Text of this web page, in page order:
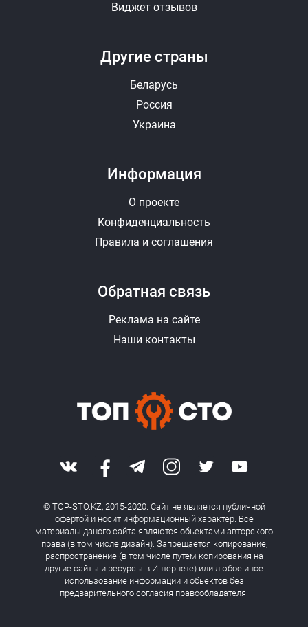
Другие страны
Беларусь
Россия
Украина
Виджет отзывов
Информация
О проекте
Конфиденциальность
Правила и соглашения
Обратная связь
Реклама на сайте
Наши контакты
© TOP-STO.KZ, 2015-2020. Сайт не является публичной
офертой и носит информационный характер. Все
материалы даного сайта являются обьектами авторского
права (в том числе дизайн). Запрещается копирование,
распространение (в том числе путем копирования на
другие сайты и ресурсы в Интернете) или любое иное
использование информации и обьектов без
предварительного согласия правообладателя.